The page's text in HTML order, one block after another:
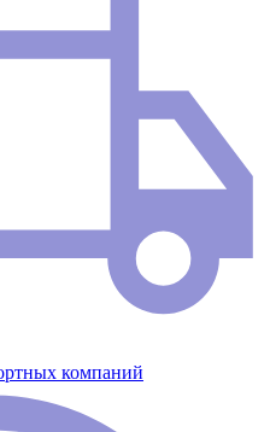
компаний